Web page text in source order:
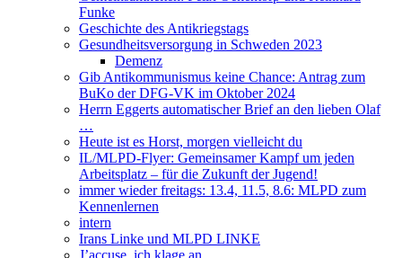
Funke
Geschichte des Antikriegstags
Gesundheitsversorgung in Schweden 2023
Demenz
Gib Antikommunismus keine Chance: Antrag zum
BuKo der DFG-VK im Oktober 2024
Herrn Eggerts automatischer Brief an den lieben Olaf
…
Heute ist es Horst, morgen vielleicht du
IL/MLPD-Flyer: Gemeinsamer Kampf um jeden
Arbeitsplatz – für die Zukunft der Jugend!
immer wieder freitags: 13.4, 11.5, 8.6: MLPD zum
Kennenlernen
intern
Irans Linke und MLPD LINKE
J’accuse, ich klage an